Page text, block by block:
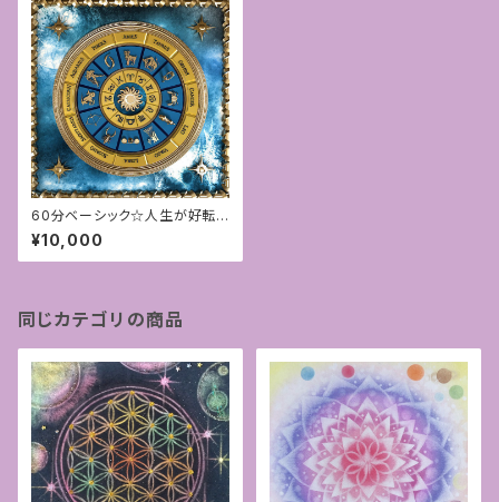
60分ベーシック☆人生が好転す
る星読みカウンセリング☆
¥10,000
同じカテゴリの商品